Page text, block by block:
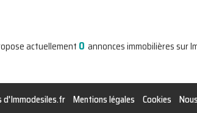
actuellement 0 annonces immobilières sur
d'Immodesiles.fr Mentions légales Cookies